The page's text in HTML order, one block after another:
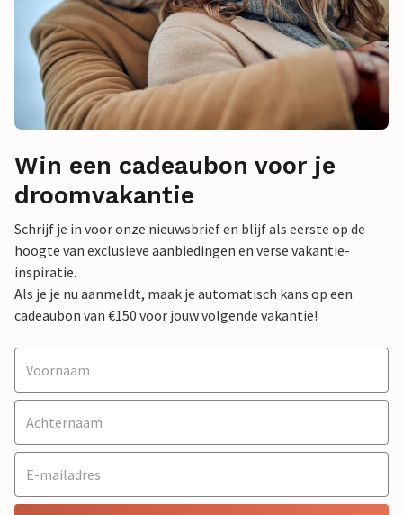
Win een cadeaubon voor je
droomvakantie
Schrijf je in voor onze nieuwsbrief en blijf als eerste op de
hoogte van exclusieve aanbiedingen en verse vakantie-
inspiratie.
Als je je nu aanmeldt, maak je automatisch kans op een
cadeaubon van €150 voor jouw volgende vakantie!